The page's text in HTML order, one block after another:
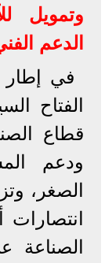
وتمويل
الدعم
في إطار
الفتاح
قطاع
ودعم
الصغر،
انتصارات